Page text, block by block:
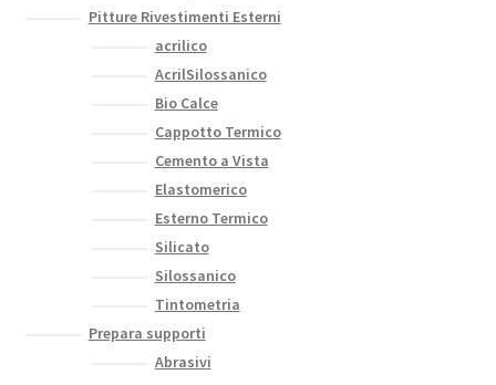
Pitture Rivestimenti Esterni
acrilico
AcrilSilossanico
Bio Calce
Cappotto Termico
Cemento a Vista
Elastomerico
Esterno Termico
Silicato
Silossanico
Tintometria
Prepara supporti
Abrasivi